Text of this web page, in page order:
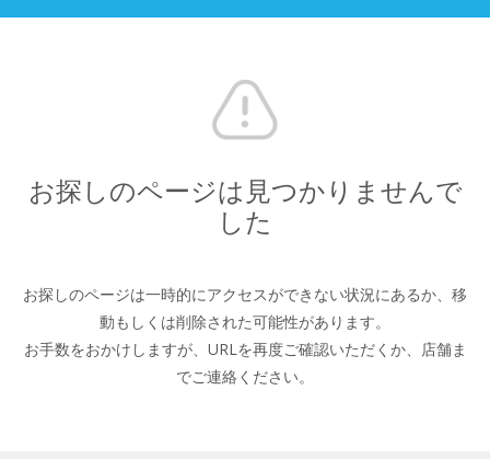
お探しのページは見つかりませんで
した
お探しのページは一時的にアクセスができない状況にあるか、 移
動もしくは削除された可能性があります。
お手数をおかけしますが、URLを再度ご確認いただくか、 店舗ま
でご連絡ください。